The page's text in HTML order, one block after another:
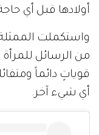
أولادها قبل أي
واستكملت
من الرسائل
قوياتٍ دائماً
أي شيء آخر.